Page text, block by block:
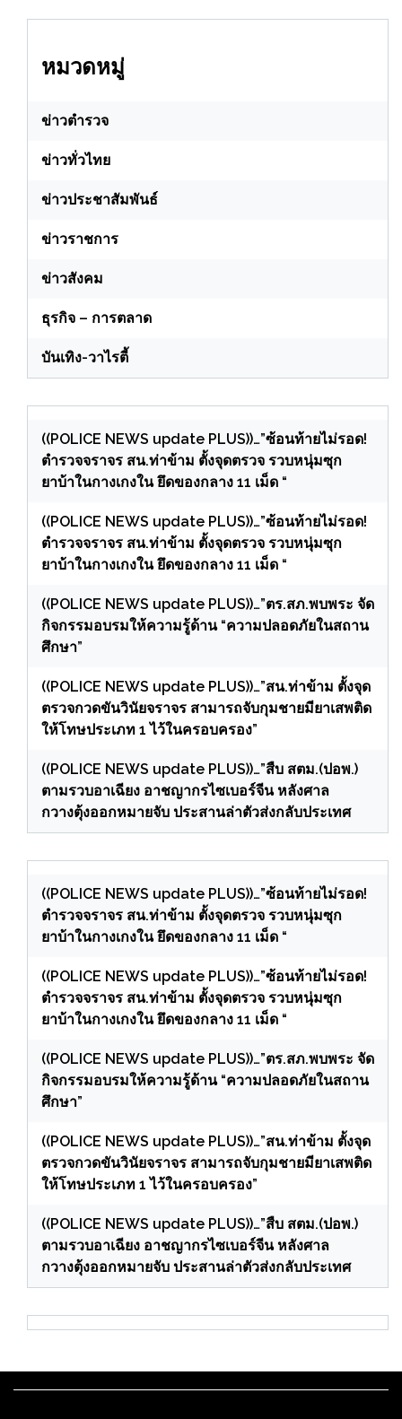
หมวดหมู่
ข่าวตำรวจ
ข่าวทั่วไทย
ข่าวประชาสัมพันธ์
ข่าวราชการ
ข่าวสังคม
ธุรกิจ – การตลาด
บันเทิง-วาไรตี้
((POLICE NEWS update PLUS))…”ซ้อนท้ายไม่รอด!
ตำรวจจราจร สน.ท่าข้าม ตั้งจุดตรวจ รวบหนุ่มซุก
ยาบ้าในกางเกงใน ยึดของกลาง 11 เม็ด “
((POLICE NEWS update PLUS))…”ซ้อนท้ายไม่รอด!
ตำรวจจราจร สน.ท่าข้าม ตั้งจุดตรวจ รวบหนุ่มซุก
ยาบ้าในกางเกงใน ยึดของกลาง 11 เม็ด “
((POLICE NEWS update PLUS))…”ตร.สภ.พบพระ จัด
กิจกรรมอบรมให้ความรู้ด้าน “ความปลอดภัยในสถาน
ศึกษา”
((POLICE NEWS update PLUS))…”สน.ท่าข้าม ตั้งจุด
ตรวจกวดขันวินัยจราจร สามารถจับกุมชายมียาเสพติด
ให้โทษประเภท 1 ไว้ในครอบครอง”
((POLICE NEWS update PLUS))…”สืบ สตม.(ปอพ.)
ตามรวบอาเฉียง อาชญากรไซเบอร์จีน หลังศาล
กวางตุ้งออกหมายจับ ประสานล่าตัวส่งกลับประเทศ
((POLICE NEWS update PLUS))…”ซ้อนท้ายไม่รอด!
ตำรวจจราจร สน.ท่าข้าม ตั้งจุดตรวจ รวบหนุ่มซุก
ยาบ้าในกางเกงใน ยึดของกลาง 11 เม็ด “
((POLICE NEWS update PLUS))…”ซ้อนท้ายไม่รอด!
ตำรวจจราจร สน.ท่าข้าม ตั้งจุดตรวจ รวบหนุ่มซุก
ยาบ้าในกางเกงใน ยึดของกลาง 11 เม็ด “
((POLICE NEWS update PLUS))…”ตร.สภ.พบพระ จัด
กิจกรรมอบรมให้ความรู้ด้าน “ความปลอดภัยในสถาน
ศึกษา”
((POLICE NEWS update PLUS))…”สน.ท่าข้าม ตั้งจุด
ตรวจกวดขันวินัยจราจร สามารถจับกุมชายมียาเสพติด
ให้โทษประเภท 1 ไว้ในครอบครอง”
((POLICE NEWS update PLUS))…”สืบ สตม.(ปอพ.)
ตามรวบอาเฉียง อาชญากรไซเบอร์จีน หลังศาล
กวางตุ้งออกหมายจับ ประสานล่าตัวส่งกลับประเทศ